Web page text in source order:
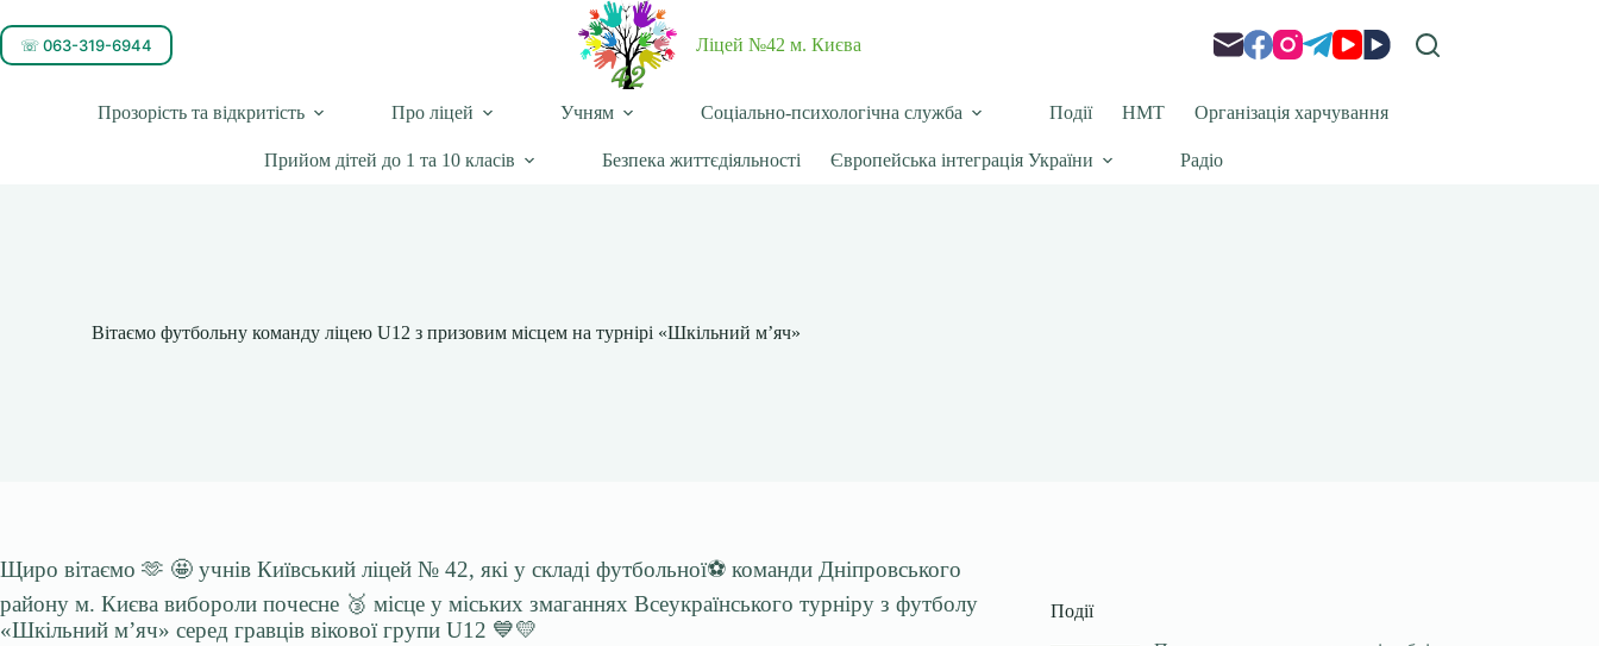
☏ 063-319-6944 Ліцей №42 м. Києва
Прозорість та відкритість Про ліцей Учням Соціально-психологічна служба Події НМТ Організація харчування
Прийом дітей до 1 та 10 класів Безпека життєдіяльності Європейська інтеграція України Радіо
Вітаємо футбольну команду ліцею U12 з призовим місцем на турнірі «Шкільний м’яч»
Щиро вітаємо 🫶 🤩 учнів Київський ліцей № 42, які у складі футбольної⚽️ команди Дніпровського
району м. Києва вибороли почесне 🥉 місце у міських змаганнях Всеукраїнського турніру з футболу
«Шкільний м’яч» серед гравців вікової групи U12 💙💛
Події